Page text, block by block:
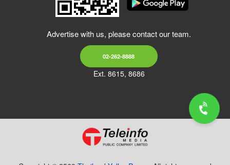
Advertise with us, please contact our team.
02-262-8888
Ext. 8615, 8686